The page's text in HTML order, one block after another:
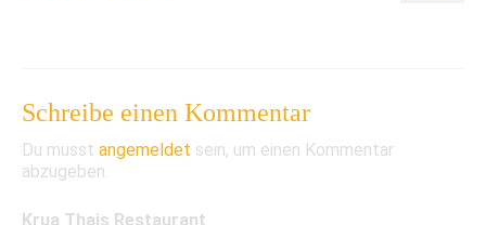
Schreibe einen Kommentar
Du musst angemeldet sein, um einen Kommentar
abzugeben.
Krua Thais Restaurant